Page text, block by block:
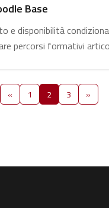
Base
e disponibilità
percorsi formativi
« Pagina precedente
1 Pagina 1
2Pagina 2
3 Pagina 3
»